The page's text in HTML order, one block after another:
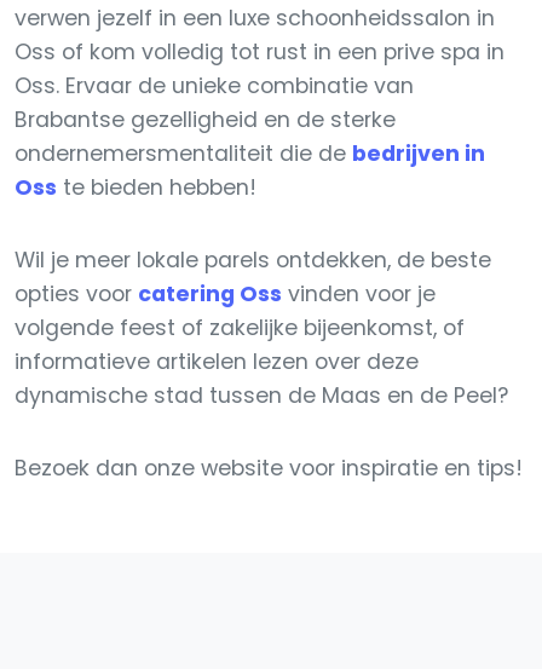
verwen jezelf in een luxe schoonheidssalon in
Oss of kom volledig tot rust in een prive spa in
Oss. Ervaar de unieke combinatie van
Brabantse gezelligheid en de sterke
ondernemersmentaliteit die de bedrijven in
Oss te bieden hebben!
Wil je meer lokale parels ontdekken, de beste
opties voor catering Oss vinden voor je
volgende feest of zakelijke bijeenkomst, of
informatieve artikelen lezen over deze
dynamische stad tussen de Maas en de Peel?
Bezoek dan onze website voor inspiratie en tips!